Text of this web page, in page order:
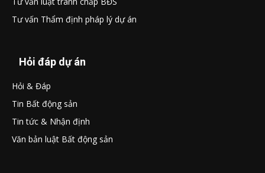
Tư vấn Thẩm định pháp lý dự án
Hỏi đáp dự án
Hỏi & Đáp
Tin Bất động sản
Tin tức & Nhận định
Văn bản luật Bất động sản